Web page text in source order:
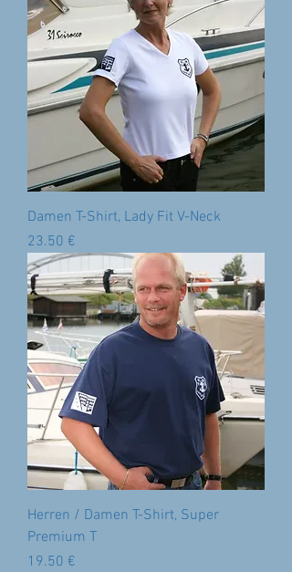
Damen T-Shirt, Lady Fit V-Neck
Preis ‏23.50 €
Herren / Damen T-Shirt, Super
Premium T
Preis ‏19.50 €